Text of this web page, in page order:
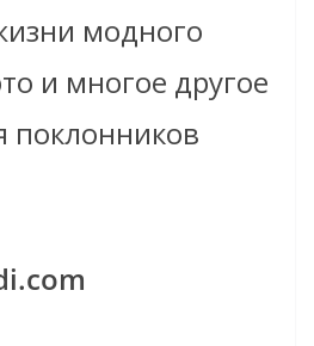
модного
и многое другое
поклонников